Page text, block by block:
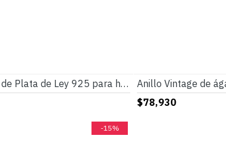
Nuevo Anillo de Plata de Ley 925 para hombre, anillo de piedra de ágata Natural, joyería turca, anillo de pareja de Rock a la moda para mujer
$78,930
-15%